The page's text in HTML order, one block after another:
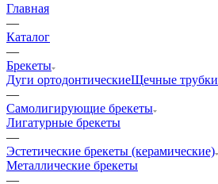
Главная
—
Каталог
—
Брекеты
Дуги ортодонтическиеЩечные трубки
—
Самолигирующие брекеты
Лигатурные брекеты
—
Эстетические брекеты (керамические)
Металлические брекеты
—